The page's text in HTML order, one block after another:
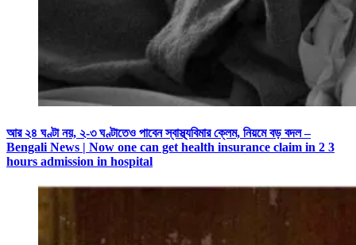
আর ২৪ ঘণ্টা নয়, ২-৩ ঘণ্টাতেও পাবেন স্বাস্থ্যবিমার ক্লেম, নিয়মে বড় বদল –
Bengali News | Now one can get health insurance claim in 2 3
hours admission in hospital